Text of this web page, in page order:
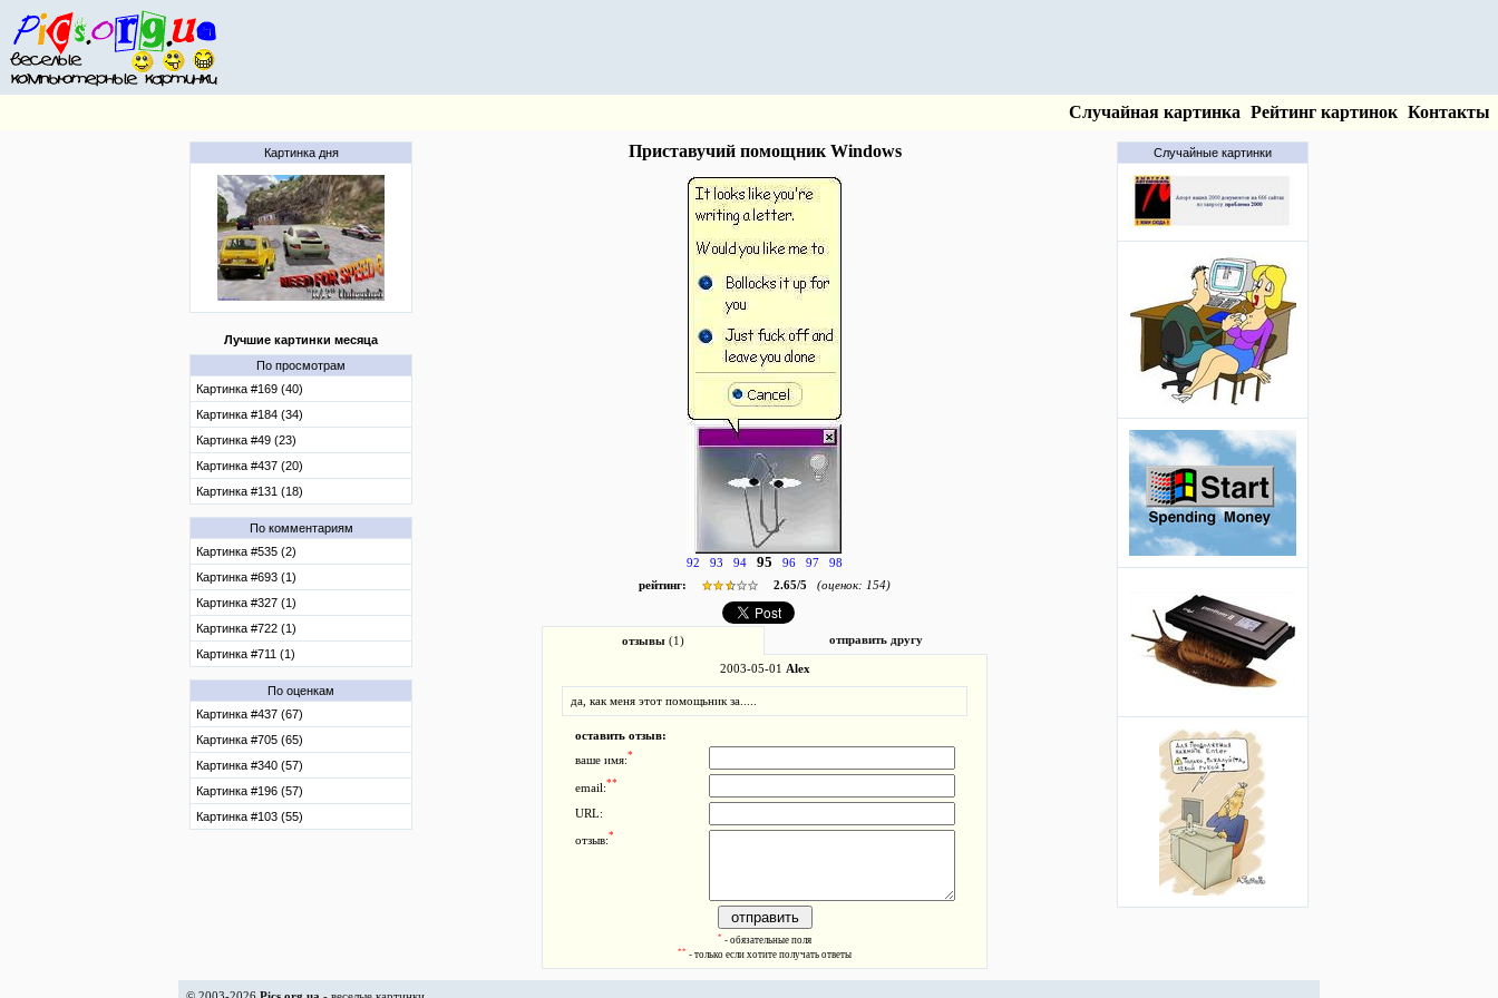
Случайная картинка Рейтинг картинок Контакты
Картинка дня
Лучшие картинки месяца
По просмотрам
Картинка #169 (40)
Картинка #184 (34)
Картинка #49 (23)
Картинка #437 (20)
Картинка #131 (18)
По комментариям
Картинка #535 (2)
Картинка #693 (1)
Картинка #327 (1)
Картинка #722 (1)
Картинка #711 (1)
По оценкам
Картинка #437 (67)
Картинка #705 (65)
Картинка #340 (57)
Картинка #196 (57)
Картинка #103 (55)
Приставучий помощник Windows
92 93 94 95 96 97
98
рейтинг:
2.65/5 (оценок: 154)
отзывы (1) отправить другу
2003-05-01 Alex
да, как меня этот помощьник за.....
оставить отзыв:
ваше имя:*
email:**
URL:
отзыв:*
* - обязательные поля
** - только если хотите получать ответы
Случайные картинки